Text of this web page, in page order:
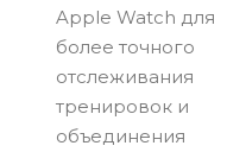
Apple Watch для
более точного
отслеживания
тренировок и
объединения